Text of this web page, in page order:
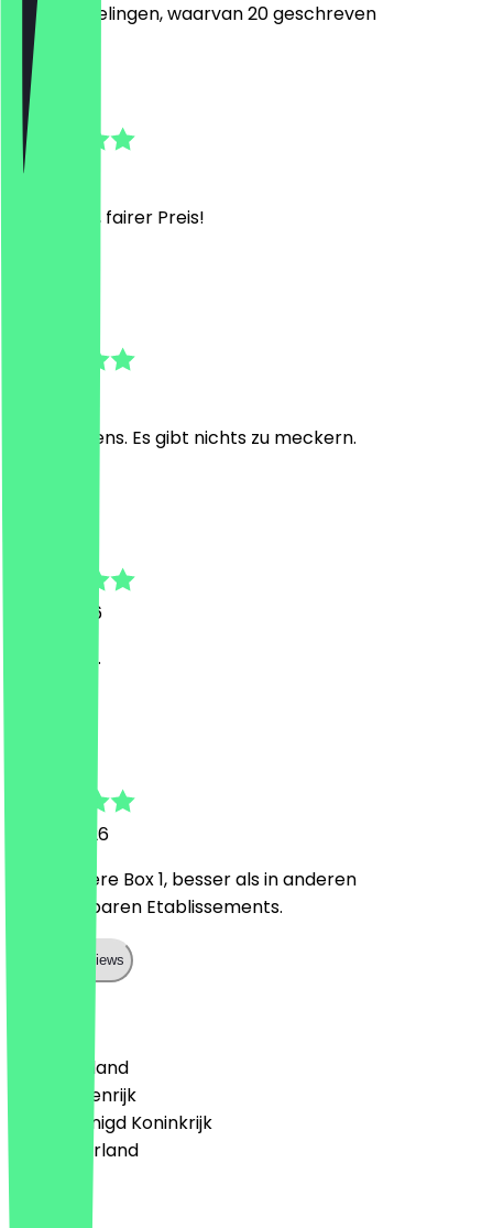
Beoordelingen, waarvan 20 geschreven
Korcan
23 juli 2026
Schmeckt, fairer Preis!
Alles bestens. Es gibt nichts zu meckern.
8 mei 2026
Schmeckt.
11 april 2026
Sehr leckere Box 1, besser als in anderen
vergleichbaren Etablissements.
Show all reviews
🇩🇪 Duitsland
🇦🇹 Oostenrijk
🇬🇧 Verenigd Koninkrijk
🇳🇱 Nederland
Taal